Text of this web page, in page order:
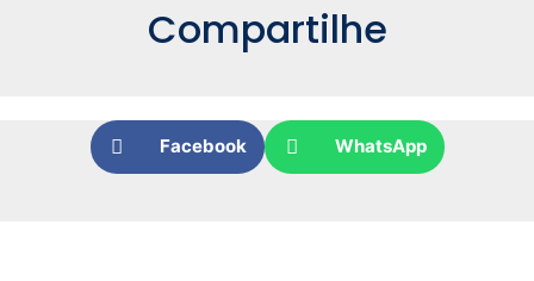
Compartilhe
Facebook WhatsApp